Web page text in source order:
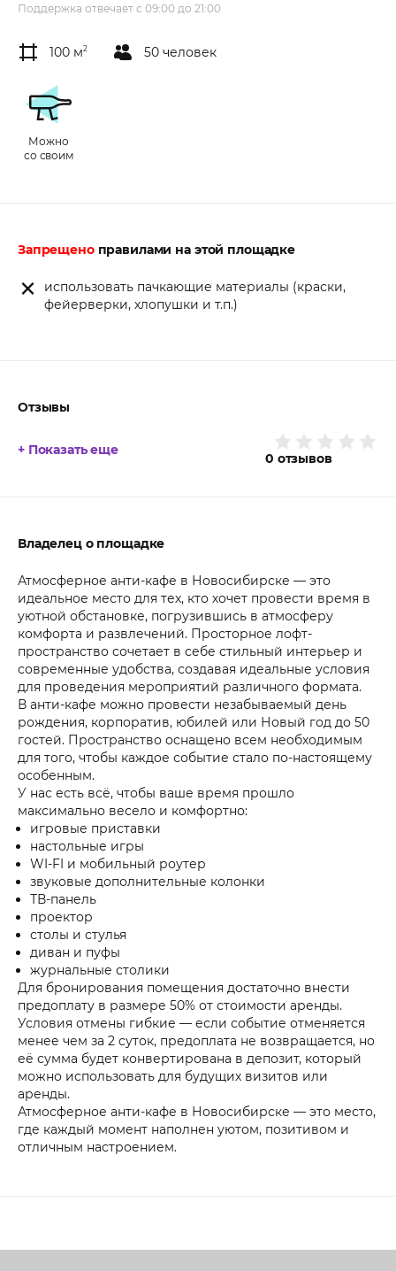
Поддержка отвечает с 09:00 до 21:00
100 м2 50 человек
Можно
со своим
Запрещеноправилами на этой площадке
использовать пачкающие материалы (краски,
фейерверки, хлопушки и т.п.)
Отзывы
0 отзывов
+ Показать еще
Владелец о площадке
Атмосферное анти-кафе в Новосибирске — это
идеальное место для тех, кто хочет провести время в
уютной обстановке, погрузившись в атмосферу
комфорта и развлечений. Просторное лофт-
пространство сочетает в себе стильный интерьер и
современные удобства, создавая идеальные условия
для проведения мероприятий различного формата.
В анти-кафе можно провести незабываемый день
рождения, корпоратив, юбилей или Новый год до 50
гостей. Пространство оснащено всем необходимым
для того, чтобы каждое событие стало по-настоящему
особенным.
У нас есть всё, чтобы ваше время прошло
максимально весело и комфортно:
игровые приставки
настольные игры
WI-FI и мобильный роутер
звуковые дополнительные колонки
ТВ-панель
проектор
столы и стулья
диван и пуфы
журнальные столики
Для бронирования помещения достаточно внести
предоплату в размере 50% от стоимости аренды.
Условия отмены гибкие — если событие отменяется
менее чем за 2 суток, предоплата не возвращается, но
её сумма будет конвертирована в депозит, который
можно использовать для будущих визитов или
аренды.
Атмосферное анти-кафе в Новосибирске — это место,
где каждый момент наполнен уютом, позитивом и
отличным настроением.